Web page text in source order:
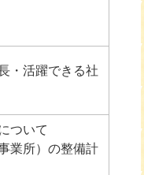
・活躍できる社
ついて
業所）の整備計